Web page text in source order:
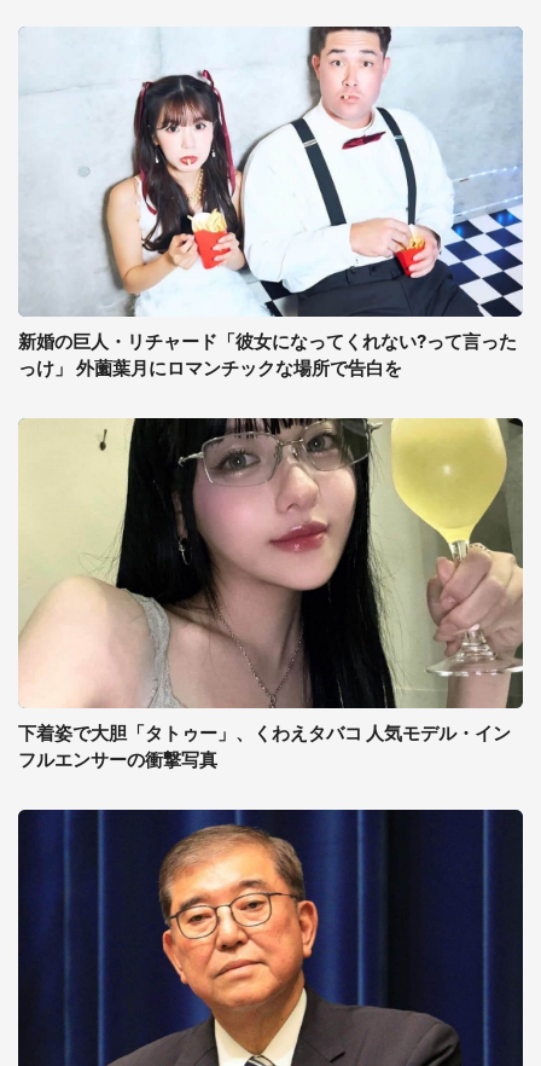
新婚の巨人・リチャード「彼女になってくれない?って言った
っけ」 外薗葉月にロマンチックな場所で告白を
下着姿で大胆「タトゥー」、くわえタバコ 人気モデル・イン
フルエンサーの衝撃写真